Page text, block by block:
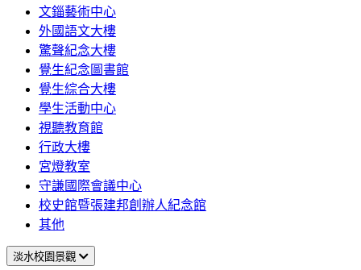
文錙藝術中心
外國語文大樓
驚聲紀念大樓
覺生紀念圖書館
覺生綜合大樓
學生活動中心
視聽教育館
行政大樓
宮燈教室
守謙國際會議中心
校史館暨張建邦創辦人紀念館
其他
淡水校園景觀